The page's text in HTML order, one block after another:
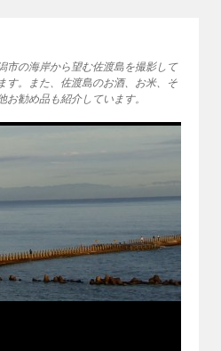
市の海岸から望む佐渡島を撮影して
す。また、佐渡島のお酒、お米、そ
お勧め品も紹介しています。